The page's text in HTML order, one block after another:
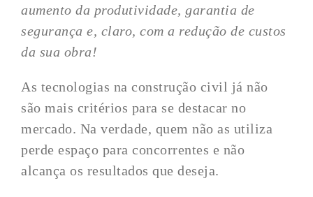
aumento da produtividade, garantia de
segurança e, claro, com a redução de custos
da sua obra!
As tecnologias na construção civil já não
são mais critérios para se destacar no
mercado. Na verdade, quem não as utiliza
perde espaço para concorrentes e não
alcança os resultados que deseja.